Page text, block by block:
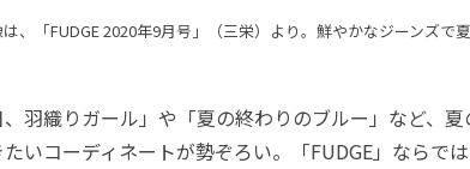
、「FUDGE 2020年9月号」（三栄）より。鮮やかなジーンズで
羽織りガール」や「夏の終わりのブルー」など、
いコーディネートが勢ぞろい。「FUDGE」ならで